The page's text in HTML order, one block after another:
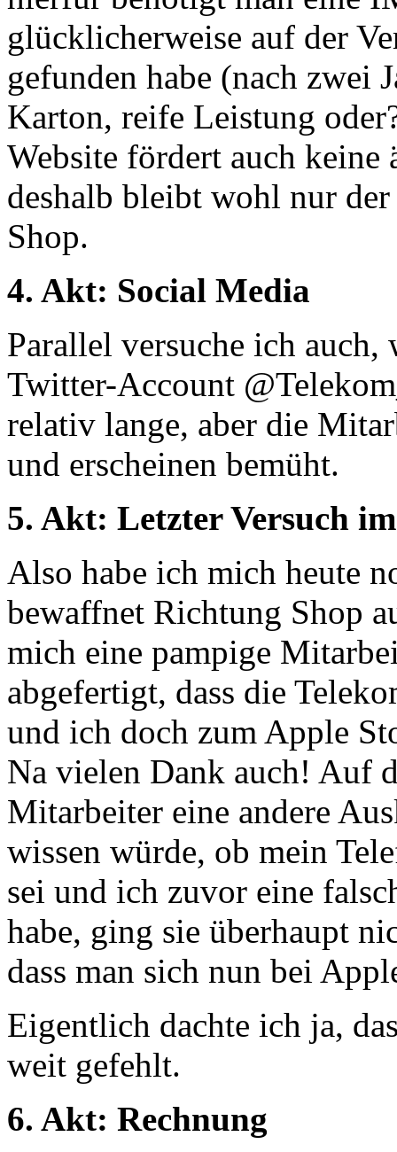
glücklicherweise auf der
gefunden habe (nach zwei
Karton, reife Leistung
Website fördert auch keine
deshalb bleibt wohl nur
Shop.
4. Akt: Social Media
Parallel versuche ich
Twitter-Account
relativ lange, aber die
und erscheinen bemüht.
5. Akt: Letzter Versuch
Also habe ich mich heute
bewaffnet Richtung Shop
mich eine pampige
abgefertigt, dass die
und ich doch zum Apple
Na vielen Dank auch! Auf
Mitarbeiter eine andere
wissen würde, ob mein
sei und ich zuvor eine
habe, ging sie überhaupt
dass man sich nun bei
Eigentlich dachte ich ja,
weit gefehlt.
6. Akt: Rechnung